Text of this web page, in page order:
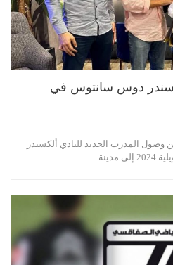
دوس سانتوس في
وصول المدرب الجديد للنادي ألكسندر